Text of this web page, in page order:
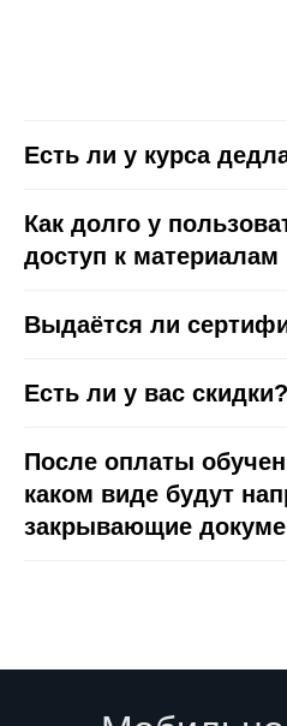
Есть ли у курса
Как долго у
доступ к материалам
Выдаётся ли
Есть ли у вас скидки?
После оплаты
каком виде будут
закрывающие